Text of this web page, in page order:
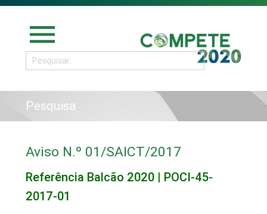
menu
Pesquisa
Aviso N.º 01/SAICT/2017
Referência Balcão 2020 | POCI-45-
2017-01